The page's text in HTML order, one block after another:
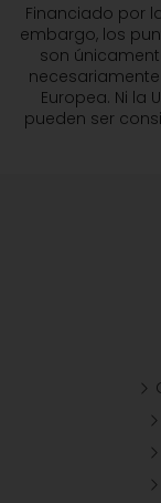
Financiado por
embargo, los
son
Europea. Ni la
pueden ser